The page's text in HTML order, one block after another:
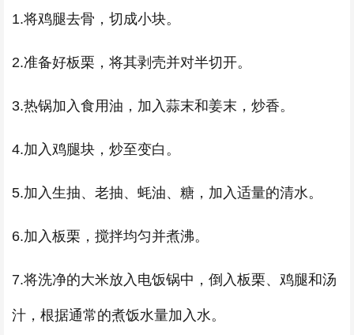
1.将鸡腿去骨，切成小块。
2.准备好板栗，将其剥壳并对半切开。
3.热锅加入食用油，加入蒜末和姜末，炒香。
4.加入鸡腿块，炒至变白。
5.加入生抽、老抽、蚝油、糖，加入适量的清水。
6.加入板栗，搅拌均匀并煮沸。
7.将洗净的大米放入电饭锅中，倒入板栗、鸡腿和汤
汁，根据通常的煮饭水量加入水。